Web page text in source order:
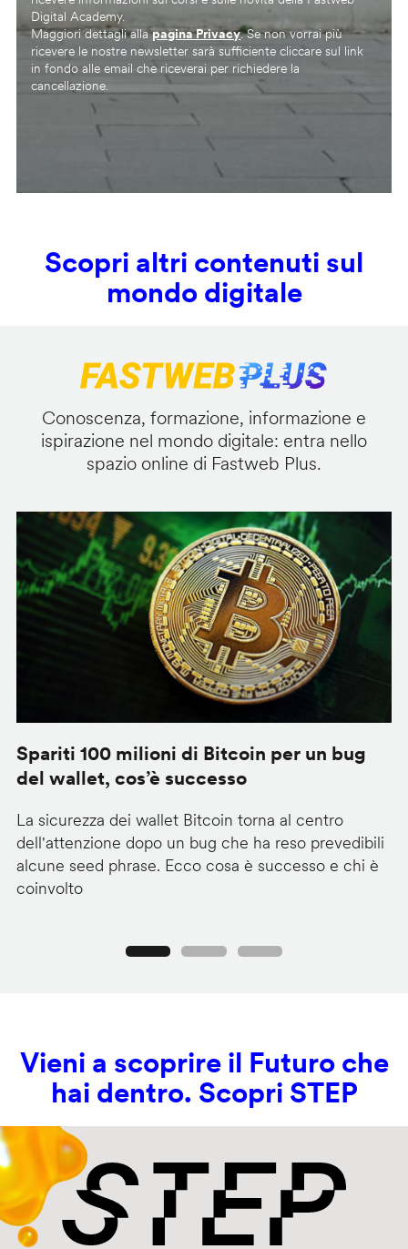
Digital Academy.
Maggiori dettagli allapagina Privacy. Se non vorrai più
ricevere le nostre newsletter sarà sufficiente cliccare sul link
in fondo alle email che riceverai per richiedere la
cancellazione.
Scopri altri contenuti sul
mondo digitale
Conoscenza, formazione, informazione e
ispirazione nel mondo digitale: entra nello
spazio online di Fastweb Plus.
Spariti 100 milioni di Bitcoin per un bug
del wallet, cos’è successo
La sicurezza dei wallet Bitcoin torna al centro
dell'attenzione dopo un bug che ha reso prevedibili
alcune seed phrase. Ecco cosa è successo e chi è
coinvolto
Vieni a scoprire il Futuro che
hai dentro. Scopri STEP